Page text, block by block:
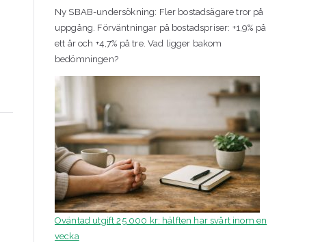
Ny SBAB-undersökning: Fler bostadsägare tror på
uppgång. Förväntningar på bostadspriser: +1,9% på
ett år och +4,7% på tre. Vad ligger bakom
bedömningen?
Oväntad utgift 25 000 kr: hälften har svårt inom en
vecka